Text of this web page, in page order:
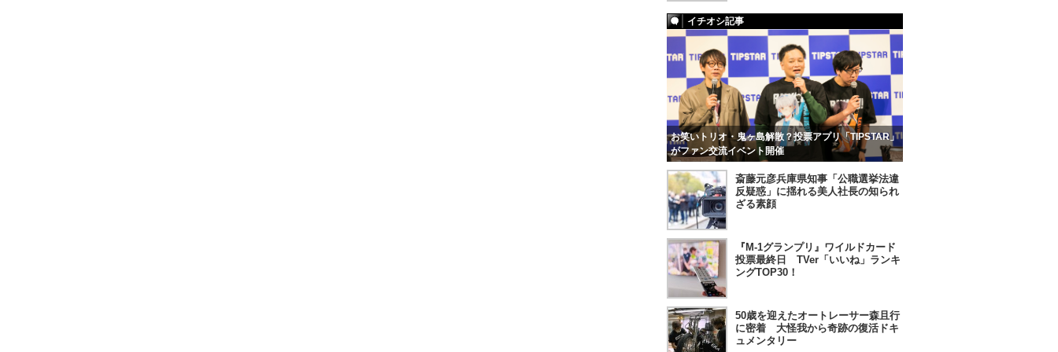
イチオシ記事
お笑いトリオ・鬼ヶ島解散？投票アプリ「TIPSTAR」
がファン交流イベント開催
斎藤元彦兵庫県知事「公職選挙法違
反疑惑」に揺れる美人社長の知られ
ざる素顔
『M-1グランプリ』ワイルドカード
投票最終日 TVer「いいね」ランキ
ングTOP30！
50歳を迎えたオートレーサー森且行
に密着 大怪我から奇跡の復活ドキ
ュメンタリー